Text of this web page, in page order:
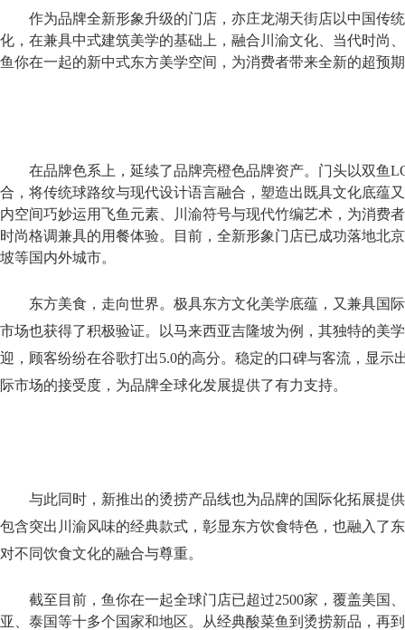
作为品牌全新形象升级的门店 ， 亦庄龙湖天街店以中国传
化 ， 在兼具中式建筑美学的基础上，融合川渝文化、当代时尚
鱼你在一起的新中式东方美学空间，为消费者带来全新的超预
在品牌色系上， 延续了品牌亮橙色品牌资产。 门头以双鱼
合，将传统球路纹与现代设计语言融合，塑造出既具文化底蕴
内空间巧妙运用飞鱼元素、川渝符号与现代竹编艺术，为消费
时尚格调兼具的用餐体验。目前，全新形象门店已成功落地北
坡等国内外城市。
东方美食，走向世界。极具东方文化美学底蕴，又兼具国
市场也获得了积极验证。以马来西亚吉隆坡为例，其独特的美
迎，顾客纷纷在谷歌打出5.0的高分。稳定的口碑与客流，显示
际市场的接受度，为品牌全球化发展提供了有力支持。
与此同时，新推出的烫捞产品线也为品牌的国际化拓展提
包含突出川渝风味的经典款式，彰显东方饮食特色，也融入了
对不同饮食文化的融合与尊重。
截至目前，鱼你在一起全球门店已超过2500家，覆盖美国
亚、泰国等十多个国家和地区。从经典酸菜鱼到烫捞新品 ，再到